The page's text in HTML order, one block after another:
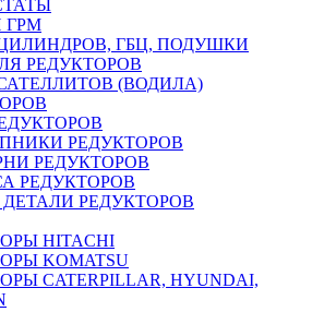
ГРМ
ГБЦ, ПОДУШКИ
РЕДУКТОРОВ
(ВОДИЛА)
РЕДУКТОРОВ
РЕДУКТОРОВ
РЕДУКТОРОВ
ДЕТАЛИ РЕДУКТОРОВ
HITACHI
KOMATSU
CATERPILLAR, HYUNDAI,